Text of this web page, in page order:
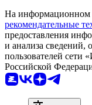
На информационном
рекомендательные
предоставления
и анализа сведений,
пользователей сети
Российской